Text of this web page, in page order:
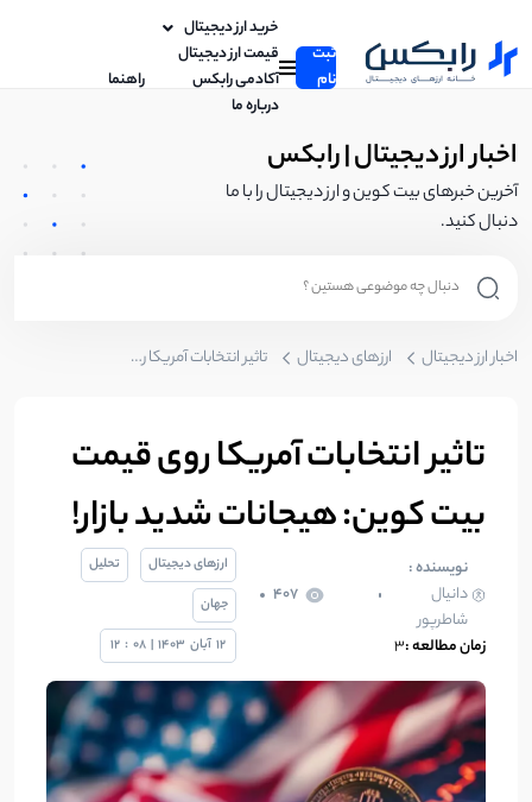
ثبت
نام
خرید ارز دیجیتال
قیمت ارز دیجیتال
آکادمی رابکس
راهنما
درباره ما
اخبار ارز دیجیتال | رابکس
آخرین خبرهای بیت کوین و ارز دیجیتال را با ما
دنبال کنید.
اخبار ارز دیجیتال ارزهای دیجیتال تاثیر انتخابات آمریکا روی قیمت بیت کوین: هیجانات شدید بازار!
تاثیر انتخابات آمریکا روی قیمت
بیت کوین: هیجانات شدید بازار!
نویسنده :
دانیال
شاطرپور
407
زمان مطالعه :3
ارزهای دیجیتال
تحلیل
جهان
12 آبان 1403
|
08
:
12